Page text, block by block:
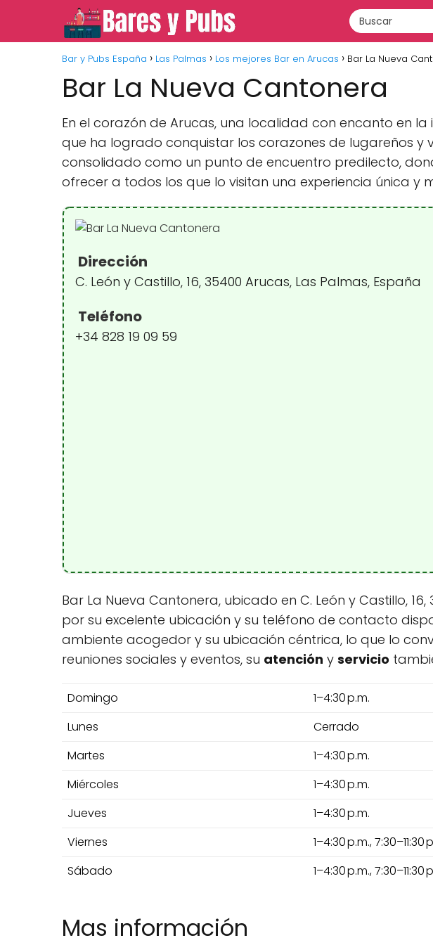
Bar y Pubs España Las Palmas Los mejores Bar en Arucas Bar La Nueva
Bar La Nueva Cantonera
En el corazón de Arucas, una localidad con encanto en
que ha logrado conquistar los corazones de lugareños y
consolidado como un punto de encuentro predilecto,
ofrecer a todos los que lo visitan una experiencia única y
Dirección
C. León y Castillo, 16, 35400 Arucas, Las Palmas, España
Teléfono
+34 828 19 09 59
Bar La Nueva Cantonera, ubicado en C. León y Castillo,
por su excelente ubicación y su teléfono de contacto
ambiente acogedor y su ubicación céntrica, lo que lo
reuniones sociales y eventos, su atención y servicio
Domingo
1–4:30 p.m.
Lunes
Cerrado
Martes
1–4:30 p.m.
Miércoles
1–4:30 p.m.
Jueves
1–4:30 p.m.
Viernes
1–4:30 p.m., 7:30–11:30
Sábado
1–4:30 p.m., 7:30–11:30
Mas información